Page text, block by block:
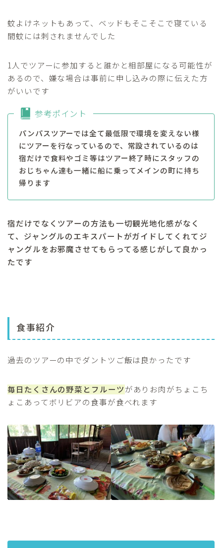
蚊よけネットもあって、ベッドもそこそこで寝ている
間蚊には刺されませんでした
1人でツアーに参加すると誰かと相部屋になる可能性が
あるので、嫌な場合は事前に申し込みの際に伝えた方
がいいです
参考ポイント
パンパスツアーでは全て最低限で環境を変えない様
にツアーを行なっているので、常設されているのは
宿だけで食料やゴミ等はツアー終了時にスタッフの
おじちゃん達も一緒に船に乗ってメインの町に持ち
帰ります
宿だけでなくツアーの方法も一切観光地化感がなく
て、ジャングルのエキスパートがガイドしてくれてジ
ャングルをお邪魔させてもらってる感じがして良かっ
たです
食事紹介
過去のツアーの中でダントツご飯は良かったです
毎日たくさんの野菜とフルーツがありお肉がちょこち
ょこあってボリビアの食事が食べれます